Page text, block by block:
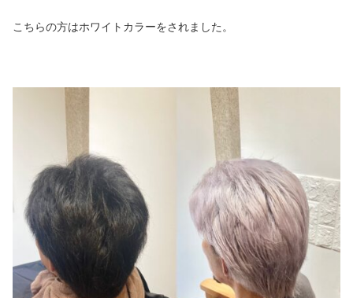
こちらの方はホワイトカラーをされました。